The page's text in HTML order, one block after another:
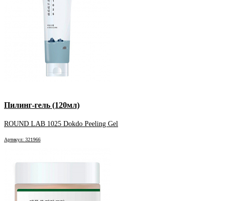
Пилинг-гель (120мл)
ROUND LAB 1025 Dokdo Peeling Gel
Артикул: 321966